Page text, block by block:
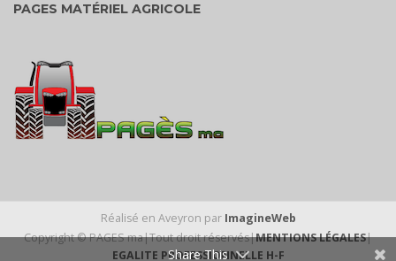
PAGES MATÉRIEL AGRICOLE
Réalisé en Aveyron par ImagineWeb
Copyright © PAGES ma|Tout droit réservés|MENTIONS LÉGALES|
EGALITE PROFESSIONNELLE H-F
Share This